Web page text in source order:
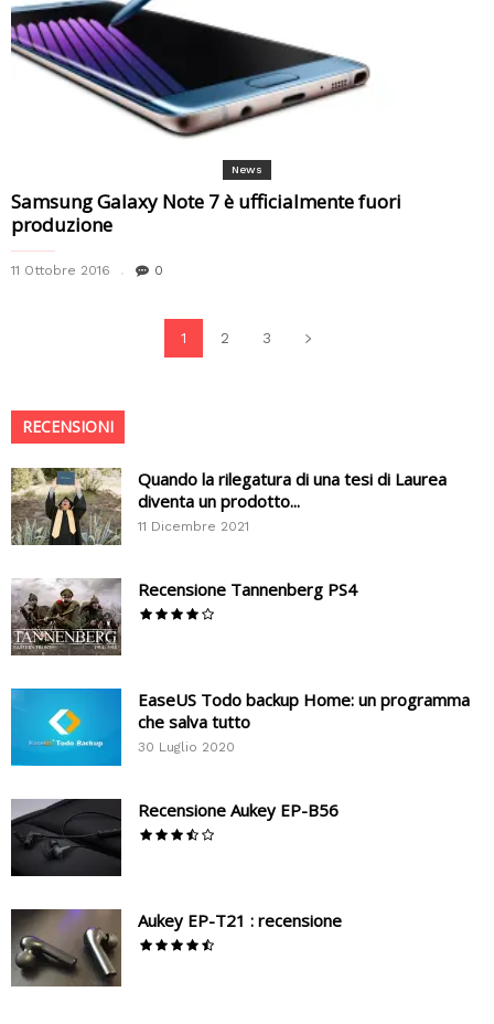
News
Samsung Galaxy Note 7 è ufficialmente fuori
produzione
11 Ottobre 2016 0
1 2 3
RECENSIONI
Quando la rilegatura di una tesi di Laurea
diventa un prodotto...
11 Dicembre 2021
Recensione Tannenberg PS4
EaseUS Todo backup Home: un programma
che salva tutto
30 Luglio 2020
Recensione Aukey EP-B56
Aukey EP-T21 : recensione